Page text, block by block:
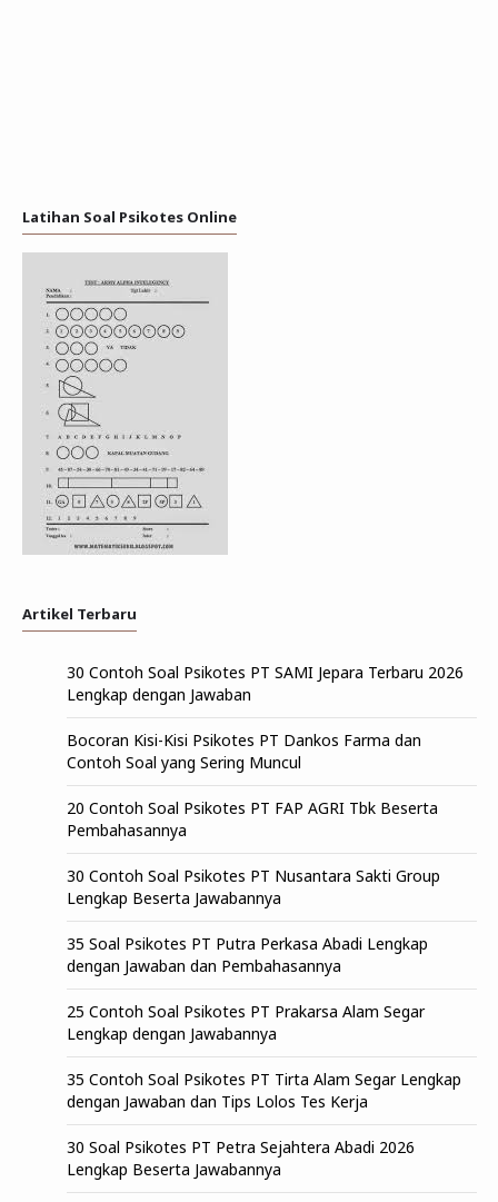
Latihan Soal Psikotes Online
Artikel Terbaru
30 Contoh Soal Psikotes PT SAMI Jepara Terbaru 2026
Lengkap dengan Jawaban
Bocoran Kisi-Kisi Psikotes PT Dankos Farma dan
Contoh Soal yang Sering Muncul
20 Contoh Soal Psikotes PT FAP AGRI Tbk Beserta
Pembahasannya
30 Contoh Soal Psikotes PT Nusantara Sakti Group
Lengkap Beserta Jawabannya
35 Soal Psikotes PT Putra Perkasa Abadi Lengkap
dengan Jawaban dan Pembahasannya
25 Contoh Soal Psikotes PT Prakarsa Alam Segar
Lengkap dengan Jawabannya
35 Contoh Soal Psikotes PT Tirta Alam Segar Lengkap
dengan Jawaban dan Tips Lolos Tes Kerja
30 Soal Psikotes PT Petra Sejahtera Abadi 2026
Lengkap Beserta Jawabannya